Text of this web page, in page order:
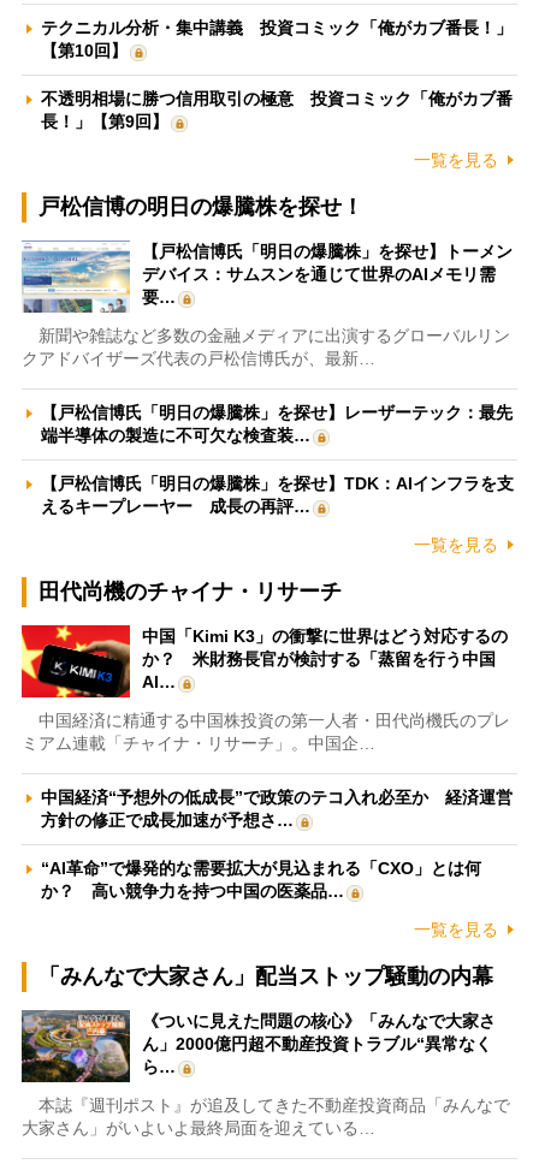
テクニカル分析・集中講義 投資コミック「俺がカブ番長！」
【第10回】
不透明相場に勝つ信用取引の極意 投資コミック「俺がカブ番
長！」【第9回】
一覧を見る
戸松信博の明日の爆騰株を探せ！
【戸松信博氏「明日の爆騰株」を探せ】トーメン
デバイス：サムスンを通じて世界のAIメモリ需
要…
新聞や雑誌など多数の金融メディアに出演するグローバルリン
クアドバイザーズ代表の戸松信博氏が、最新…
【戸松信博氏「明日の爆騰株」を探せ】レーザーテック：最先
端半導体の製造に不可欠な検査装…
【戸松信博氏「明日の爆騰株」を探せ】TDK：AIインフラを支
えるキープレーヤー 成長の再評…
一覧を見る
田代尚機のチャイナ・リサーチ
中国「Kimi K3」の衝撃に世界はどう対応するの
か？ 米財務長官が検討する「蒸留を行う中国
AI…
中国経済に精通する中国株投資の第一人者・田代尚機氏のプレ
ミアム連載「チャイナ・リサーチ」。中国企…
中国経済“予想外の低成長”で政策のテコ入れ必至か 経済運営
方針の修正で成長加速が予想さ…
“AI革命”で爆発的な需要拡大が見込まれる「CXO」とは何
か？ 高い競争力を持つ中国の医薬品…
一覧を見る
「みんなで大家さん」配当ストップ騒動の内幕
《ついに見えた問題の核心》「みんなで大家さ
ん」2000億円超不動産投資トラブル“異常なく
ら…
本誌『週刊ポスト』が追及してきた不動産投資商品「みんなで
大家さん」がいよいよ最終局面を迎えている…